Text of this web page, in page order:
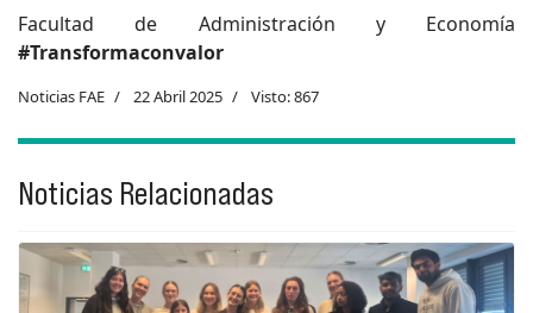
Facultad de Administración y Economía
#Transformaconvalor
Noticias FAE 22 Abril 2025 Visto: 867
Noticias Relacionadas